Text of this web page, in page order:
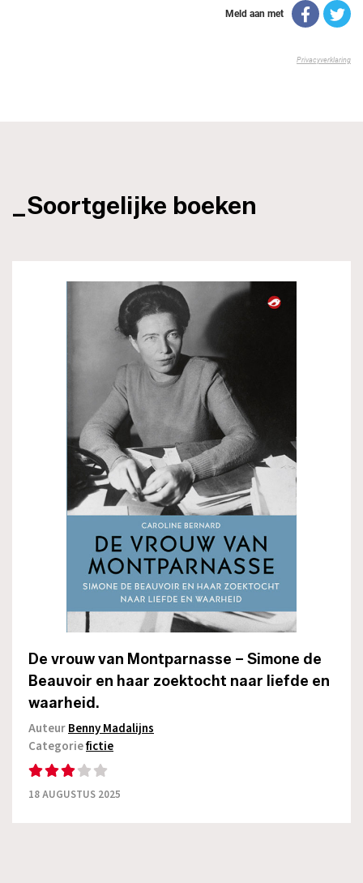
_Soortgelijke boeken
De vrouw van Montparnasse – Simone de
Beauvoir en haar zoektocht naar liefde en
waarheid.
AuteurBenny Madalijns
Categoriefictie
18 AUGUSTUS 2025